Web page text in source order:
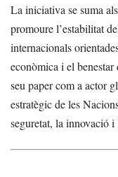
La iniciativa se suma
promoure l’estabilitat
internacionals
econòmica i el
seu paper com a actor
estratègic de les
seguretat, la innovació